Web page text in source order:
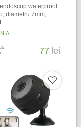
waterproof
diametru 7mm,
77 lei